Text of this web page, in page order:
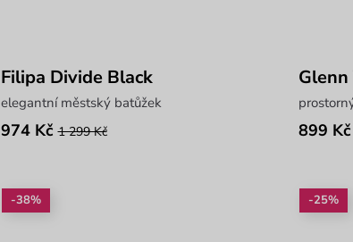
Filipa Divide Black
elegantní městský batůžek
974 Kč 1 299 Kč 899 Kč
-38% -25%